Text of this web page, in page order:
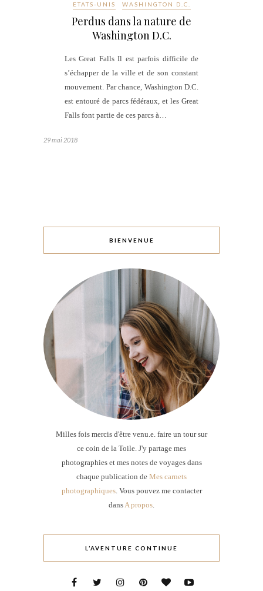
ETATS-UNIS WASHINGTON D.C.
Perdus dans la nature de
Washington D.C.
Les Great Falls Il est parfois difficile de
s’échapper de la ville et de son constant
mouvement. Par chance, Washington D.C.
est entouré de parcs fédéraux, et les Great
Falls font partie de ces parcs à…
29 mai 2018
BIENVENUE
Milles fois mercis d'être venu.e. faire un tour sur
ce coin de la Toile. J'y partage mes
photographies et mes notes de voyages dans
chaque publication de Mes carnets
photographiques. Vous pouvez me contacter
dans A propos
L’AVENTURE CONTINUE